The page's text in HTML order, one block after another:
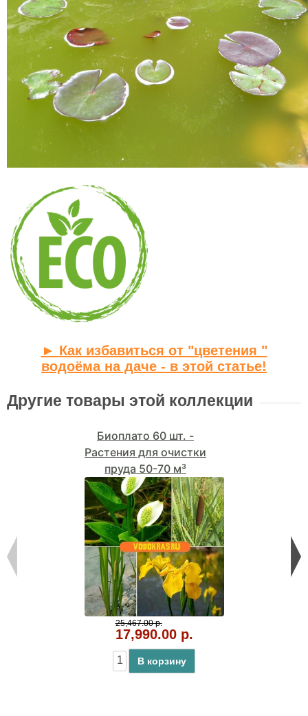
► Как избавиться от "цветения "
водоёма на даче - в этой статье!
Другие товары этой коллекции
Биоплато 60 шт. -
Растения для очистки
пруда 50-70 м³
25,467.00 р.
17,990.00 р.
В корзину